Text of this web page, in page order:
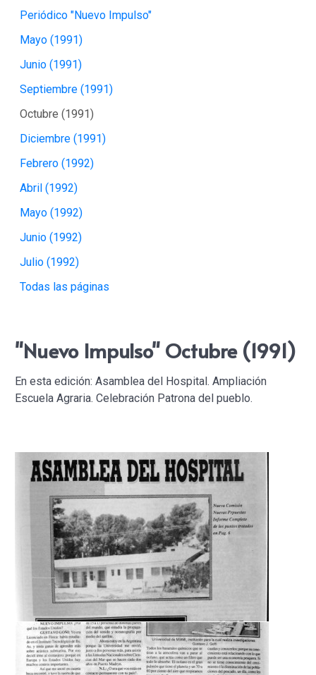
Periódico "Nuevo Impulso"
Mayo (1991)
Junio (1991)
Septiembre (1991)
Octubre (1991)
Diciembre (1991)
Febrero (1992)
Abril (1992)
Mayo (1992)
Junio (1992)
Julio (1992)
Todas las páginas
"Nuevo Impulso" Octubre (1991)
En esta edición: Asamblea del Hospital. Ampliación
Escuela Agraria. Celebración Patrona del pueblo.